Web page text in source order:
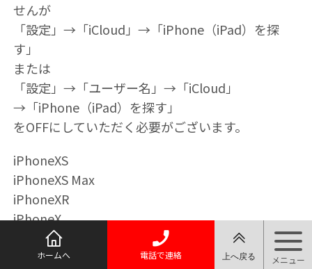
せんが
「設定」→「iCloud」→「iPhone（iPad）を探
す」
または
「設定」→「ユーザー名」→「iCloud」
→「iPhone（iPad）を探す」
をOFFにしていただく必要がございます。
iPhoneXS
iPhoneXS Max
iPhoneXR
iPhoneX
iPhone8
iPhone8 Plus
ホームへ 電話で連絡